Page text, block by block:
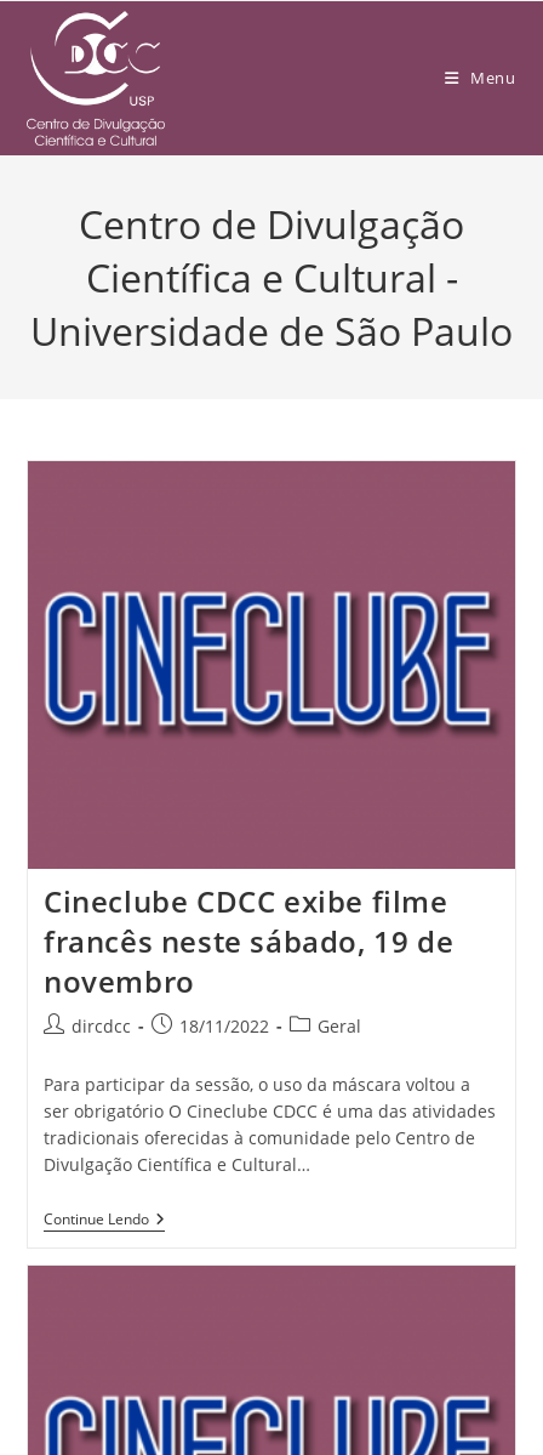
Menu
Centro de Divulgação
Científica e Cultural -
Universidade de São Paulo
Cineclube CDCC exibe filme
francês neste sábado, 19 de
novembro
dircdcc 18/11/2022 Geral
Para participar da sessão, o uso da máscara voltou a
ser obrigatório O Cineclube CDCC é uma das atividades
tradicionais oferecidas à comunidade pelo Centro de
Divulgação Científica e Cultural…
Continue Lendo